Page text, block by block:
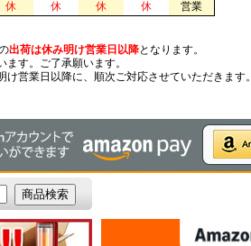
休 休 休 休
営業
出荷は休み明け営業日以降となります。
す。ご了承願います。
営業日以降に、順次ご対応させていただきます。